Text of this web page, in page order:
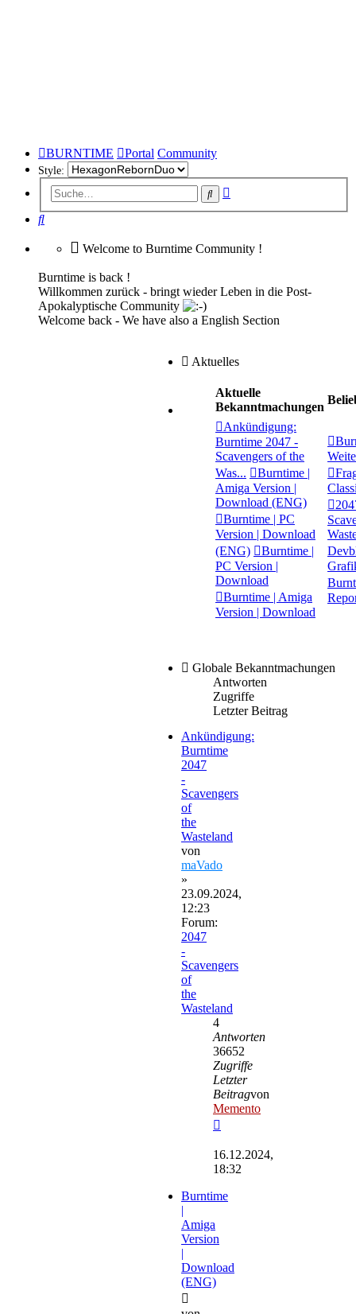
BURNTIME Portal Community
Style:
Suche
Suche
Welcome to Burntime Community !
Burntime is back !
Willkommen zurück - bringt wieder Leben in die Post-
Apokalyptische Community
Welcome back - We have also a English Section
Aktuelles
Aktuelle
Bekanntmachungen
Ankündigung:
Burntime 2047 -
Scavengers of the
Was...
Burntime |
Amiga Version |
Download (ENG)
Burntime | PC
Version | Download
(ENG)
Burntime |
PC Version |
Download
Burntime | Amiga
Version | Download
Globale Bekanntmachungen
Antworten
Zugriffe
Letzter Beitrag
Ankündigung:
Burntime
2047
-
Scavengers
of
the
Wasteland
von
maVado
»
23.09.2024,
12:23
Forum:
2047
-
Scavengers
of
the
Wasteland
4
Antworten
36652
Zugriffe
Letzter
Beitragvon
Memento
Beitrag
16.12.2024,
18:32
Burntime
|
Amiga
Version
|
Download
(ENG)